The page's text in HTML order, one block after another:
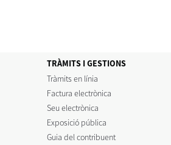
TRÀMITS I GESTIONS
Tràmits en línia
Factura electrònica
Seu electrònica
Exposició pública
Guia del contribuent